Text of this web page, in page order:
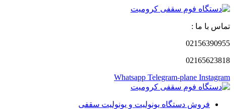
تماس با ما :
02156390955
02165623818
Whatsapp Telegram-plane Instagram
فروش دستگاه یونولیت و یونولیت سقفی